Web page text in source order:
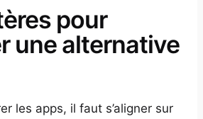
pour
une alternative
les apps, il faut s’aligner sur